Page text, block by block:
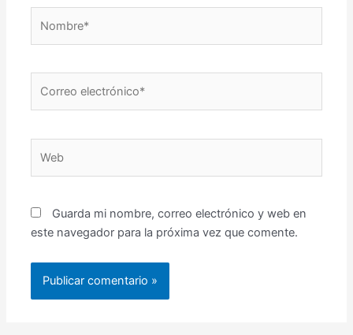
Guarda mi nombre, correo electrónico y web en
este navegador para la próxima vez que comente.